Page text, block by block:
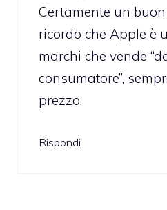
Certamente un
ricordo che Apple è
marchi che vende
consumatore”,
prezzo.
Rispondi